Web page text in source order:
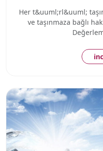
Her t&uuml;rl&uuml;
ve taşınmaza bağlı